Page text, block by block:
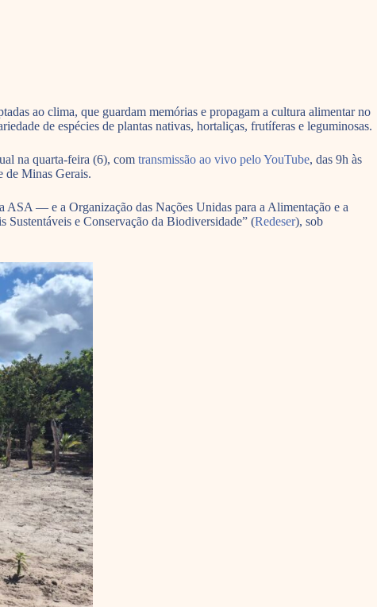
ao clima, que guardam memórias e propagam a cultura alimentar no
de espécies de plantas nativas, hortaliças, frutíferas e leguminosas.
na quarta-feira (6), com transmissão ao vivo pelo YouTube, das 9h às
de Minas Gerais.
— e a Organização das Nações Unidas para a Alimentação e a
e Conservação da Biodiversidade” (Redeser), sob